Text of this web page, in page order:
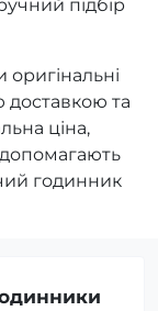
підбір
доставкою та
ціна,
годинник